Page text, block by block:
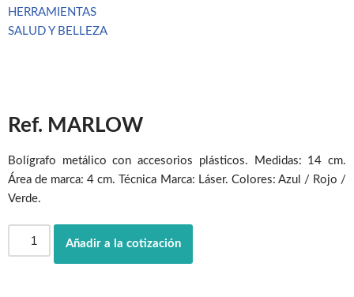
HERRAMIENTAS
SALUD Y BELLEZA
Ref. MARLOW
Bolígrafo metálico con accesorios plásticos. Medidas: 14 cm.
Área de marca: 4 cm. Técnica Marca: Láser. Colores: Azul / Rojo /
Verde.
Añadir a la cotización